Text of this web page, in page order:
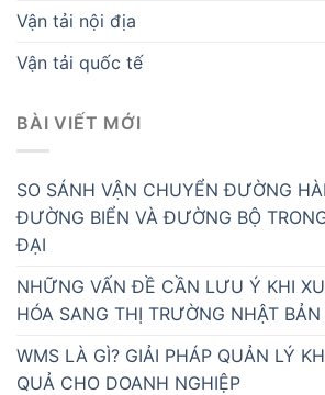
Vận tải nội địa
Vận tải quốc tế
BÀI VIẾT MỚI
SO SÁNH VẬN CHUYỂN ĐƯỜNG
ĐƯỜNG BIỂN VÀ ĐƯỜNG BỘ
ĐẠI
NHỮNG VẤN ĐỀ CẦN LƯU Ý KHI
HÓA SANG THỊ TRƯỜNG NHẬT BẢN
WMS LÀ GÌ? GIẢI PHÁP QUẢN LÝ
QUẢ CHO DOANH NGHIỆP